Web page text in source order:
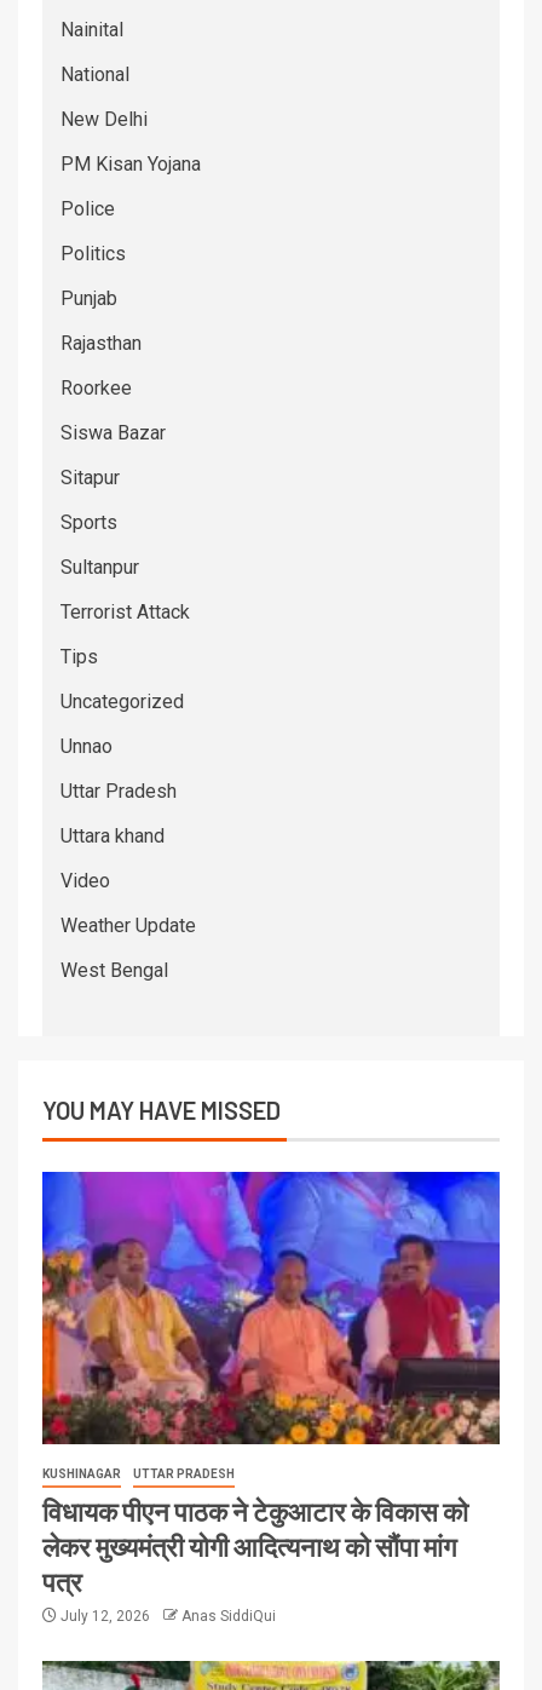
Nainital
National
New Delhi
PM Kisan Yojana
Police
Politics
Punjab
Rajasthan
Roorkee
Siswa Bazar
Sitapur
Sports
Sultanpur
Terrorist Attack
Tips
Uncategorized
Unnao
Uttar Pradesh
Uttara khand
Video
Weather Update
West Bengal
YOU MAY HAVE MISSED
KUSHINAGAR UTTAR PRADESH
विधायक पीएन पाठक ने टेकुआटार के विकास को
लेकर मुख्यमंत्री योगी आदित्यनाथ को सौंपा मांग
पत्र
July 12, 2026 Anas SiddiQui